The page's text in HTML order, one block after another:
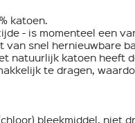
katoen.
- is momenteel een
van snel hernieuwbare
natuurlijk katoen heeft
te dragen,
bleekmiddel, niet